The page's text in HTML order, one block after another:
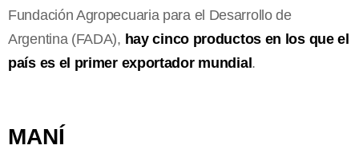
Fundación Agropecuaria para el Desarrollo de
Argentina (FADA), hay cinco productos en los que el
país es el primer exportador mundial.
MANÍ